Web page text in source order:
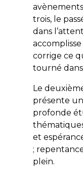
trois, le
dans
corrige ce
tourné
Le
présente
profonde
et
;
plein.